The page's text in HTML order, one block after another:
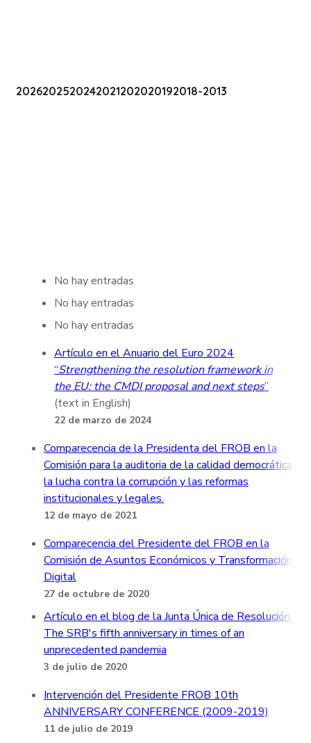
2026202520242021202020192018-2013
No hay entradas
No hay entradas
No hay entradas
Artículo en el Anuario del Euro 2024
“Strengthening the resolution framework in
the EU: the CMDI proposal and next steps”
(text in English)
22 de marzo de 2024
Comparecencia de la Presidenta del FROB en la
Comisión para la auditoria de la calidad democrática,
la lucha contra la corrupción y las reformas
institucionales y legales.
12 de mayo de 2021
Comparecencia del Presidente del FROB en la
Comisión de Asuntos Económicos y Transformación
Digital
27 de octubre de 2020
Artículo en el blog de la Junta Única de Resolución:
The SRB's fifth anniversary in times of an
unprecedented pandemia
3 de julio de 2020
Intervención del Presidente FROB 10th
ANNIVERSARY CONFERENCE (2009-2019)
11 de julio de 2019